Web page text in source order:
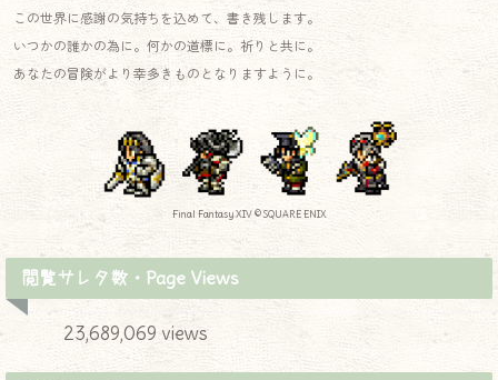
この世界に感謝の気持ちを込めて、書き残します。
いつかの誰かの為に。何かの道標に。祈りと共に。
あなたの冒険がより幸多きものとなりますように。
Final Fantasy XIV © SQUARE ENIX
閲覧サレタ数・Page Views
23,689,069 views